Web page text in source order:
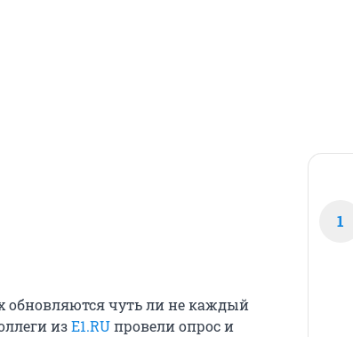
обновляются чуть ли не каждый
изE1.RUпровели опрос и
1